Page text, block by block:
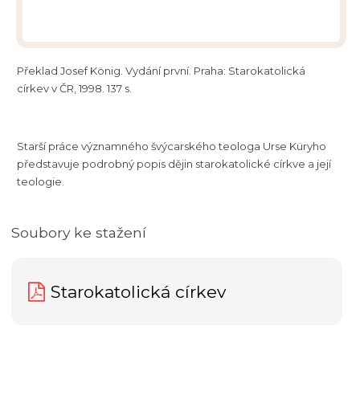
Překlad Josef König. Vydání první. Praha: Starokatolická
církev v ČR, 1998. 137 s.
Starší práce významného švýcarského teologa Urse Küryho
představuje podrobný popis dějin starokatolické církve a její
teologie.
Soubory ke stažení
Starokatolická církev